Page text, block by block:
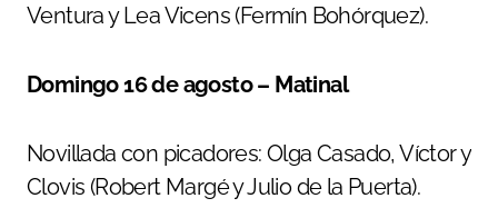
Ventura y Lea Vicens (Fermín Bohórquez).
Domingo 16 de agosto – Matinal
Novillada con picadores: Olga Casado, Víctor y
Clovis (Robert Margé y Julio de la Puerta).